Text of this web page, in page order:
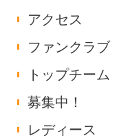
アクセス
ファンクラブ
トップチーム
募集中！
レディース